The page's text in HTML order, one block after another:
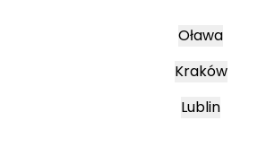
Oława
Kraków
Lublin